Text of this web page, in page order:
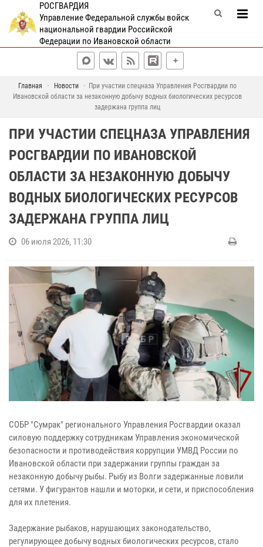
РОСГВАРДИЯ
Управление Федеральной службы войск
национальной гвардии Российской
Федерации по Ивановской области
Главная Новости
При участии спецназа Управления Росгвардии по
Ивановской области за незаконную добычу водных биологических ресурсов
задержана группа лиц
ПРИ УЧАСТИИ СПЕЦНАЗА УПРАВЛЕНИЯ
РОСГВАРДИИ ПО ИВАНОВСКОЙ
ОБЛАСТИ ЗА НЕЗАКОННУЮ ДОБЫЧУ
ВОДНЫХ БИОЛОГИЧЕСКИХ РЕСУРСОВ
ЗАДЕРЖАНА ГРУППА ЛИЦ
06 июля 2026, 11:30
СОБР "Сумрак" регионального Управления Росгвардии оказал
силовую поддержку сотрудникам Управления экономической
безопасности и противодействия коррупции УМВД России по
Ивановской области при задержании группы граждан за
незаконную добычу рыбы. Рыбу из Волги задержанные ловили
сетями. У фигурантов нашли и моторки, и сети, и приспособления
для их плетения.
Задержание рыбаков, нарушающих законодательство,
регулирующее добычу водных биологических ресурсов, стало